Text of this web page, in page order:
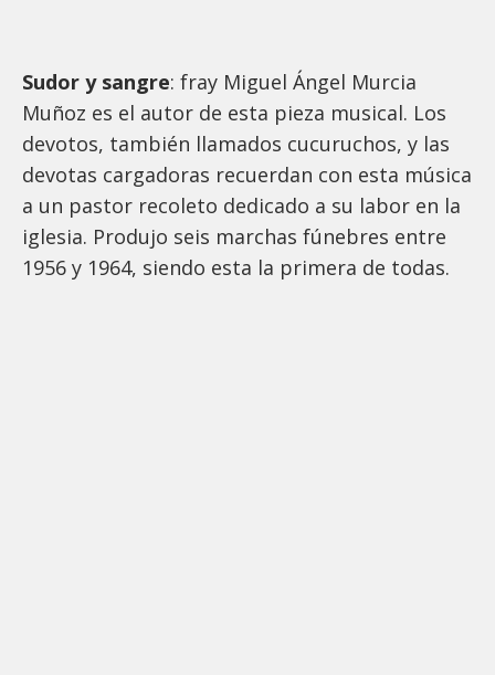
Sudor y sangre: fray Miguel Ángel Murcia
Muñoz es el autor de esta pieza musical. Los
devotos, también llamados cucuruchos, y las
devotas cargadoras recuerdan con esta música
a un pastor recoleto dedicado a su labor en la
iglesia. Produjo seis marchas fúnebres entre
1956 y 1964, siendo esta la primera de todas.